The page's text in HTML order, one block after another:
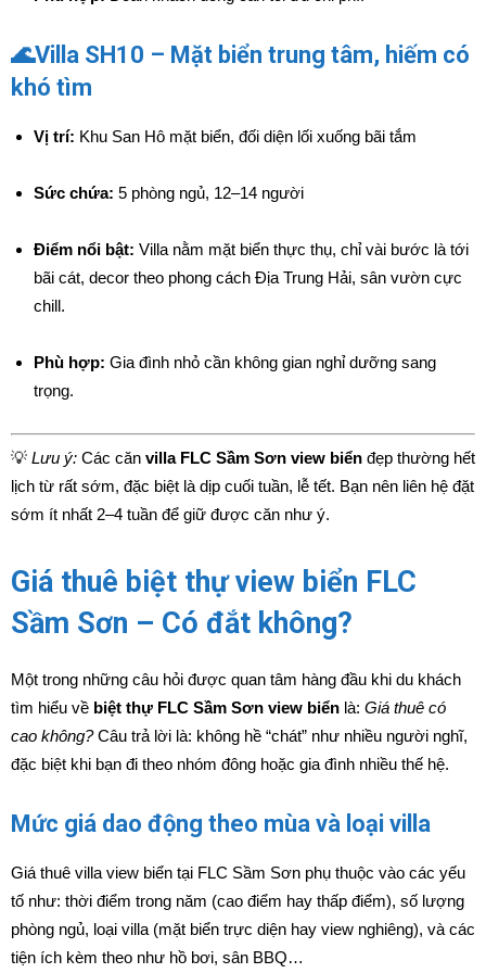
🌊Villa SH10 – Mặt biển trung tâm, hiếm có
khó tìm
Vị trí: Khu San Hô mặt biển, đối diện lối xuống bãi tắm
Sức chứa: 5 phòng ngủ, 12–14 người
Điểm nổi bật: Villa nằm mặt biển thực thụ, chỉ vài bước là tới
bãi cát, decor theo phong cách Địa Trung Hải, sân vườn cực
chill.
Phù hợp: Gia đình nhỏ cần không gian nghỉ dưỡng sang
trọng.
💡 Lưu ý: Các căn villa FLC Sầm Sơn view biển đẹp thường hết
lịch từ rất sớm, đặc biệt là dịp cuối tuần, lễ tết. Bạn nên liên hệ đặt
sớm ít nhất 2–4 tuần để giữ được căn như ý.
Giá thuê biệt thự view biển FLC
Sầm Sơn – Có đắt không?
Một trong những câu hỏi được quan tâm hàng đầu khi du khách
tìm hiểu về biệt thự FLC Sầm Sơn view biển là: Giá thuê có
cao không?Câu trả lời là: không hề “chát” như nhiều người nghĩ,
đặc biệt khi bạn đi theo nhóm đông hoặc gia đình nhiều thế hệ.
Mức giá dao động theo mùa và loại villa
Giá thuê villa view biển tại FLC Sầm Sơn phụ thuộc vào các yếu
tố như: thời điểm trong năm (cao điểm hay thấp điểm), số lượng
phòng ngủ, loại villa (mặt biển trực diện hay view nghiêng), và các
tiện ích kèm theo như hồ bơi, sân BBQ…